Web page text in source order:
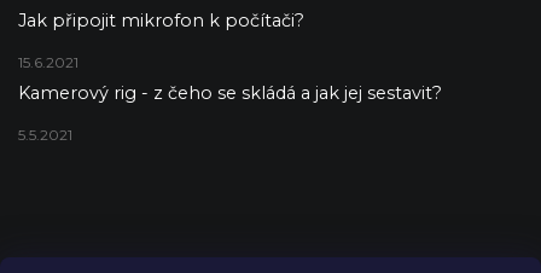
Jak připojit mikrofon k počítači?
15.6.2021
Kamerový rig - z čeho se skládá a jak jej sestavit?
5.5.2021